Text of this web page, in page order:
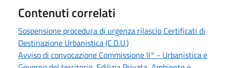
Contenuti correlati
Sospensione procedura di urgenza rilascio Certificati di
Destinazione Urbanistica (C.D.U.)
Avviso di convocazione Commissione II° - Urbanistica e